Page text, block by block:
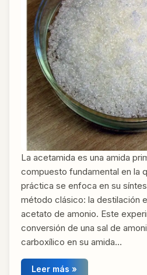
La acetamida es una amida
compuesto fundamental en la
práctica se enfoca en su
método clásico: la destilación
acetato de amonio. Este
conversión de una sal de
carboxílico en su amida…
Leer más »